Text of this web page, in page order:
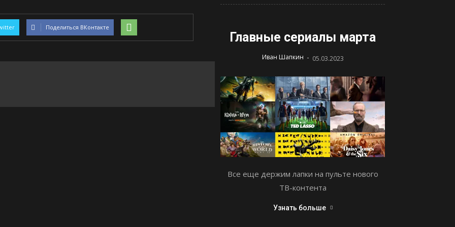
Поделиться ВКонтакте
Главные сериалы марта
Иван Шапкин - 05.03.2023
Все еще держим лапки на пульте нового
ТВ-контента
Узнать больше